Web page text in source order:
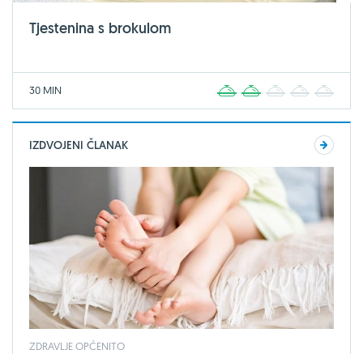
Tjestenina s brokulom
30 MIN 2 3 4
IZDVOJENI ČLANAK
ZDRAVLJE OPĆENITO